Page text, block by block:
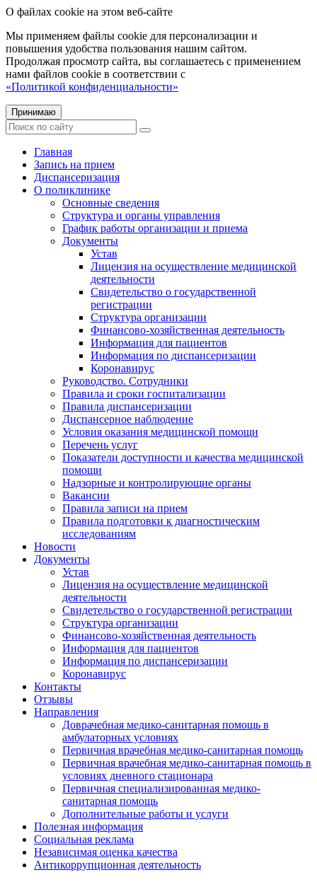
О файлах cookie на этом веб-сайте
Мы применяем файлы cookie для персонализации и
повышения удобства пользования нашим сайтом.
Продолжая просмотр сайта, вы соглашаетесь с применением
нами файлов cookie в соответствии с
«Политикой конфиденциальности»
Принимаю
Главная
Запись на прием
Диспансеризация
О поликлинике
Основные сведения
Структура и органы управления
График работы организации и приема
Документы
Устав
Лицензия на осуществление медицинской
деятельности
Свидетельство о государственной
регистрации
Структура организации
Финансово-хозяйственная деятельность
Информация для пациентов
Информация по диспансеризации
Коронавирус
Руководство. Сотрудники
Правила и сроки госпитализации
Правила диспансеризации
Диспансерное наблюдение
Условия оказания медицинской помощи
Перечень услуг
Показатели доступности и качества медицинской
помощи
Надзорные и контролирующие органы
Вакансии
Правила записи на прием
Правила подготовки к диагностическим
исследованиям
Новости
Документы
Устав
Лицензия на осуществление медицинской
деятельности
Свидетельство о государственной регистрации
Структура организации
Финансово-хозяйственная деятельность
Информация для пациентов
Информация по диспансеризации
Коронавирус
Контакты
Отзывы
Направления
Доврачебная медико-санитарная помощь в
амбулаторных условиях
Первичная врачебная медико-санитарная помощь
Первичная врачебная медико-санитарная помощь в
условиях дневного стационара
Первичная специализированная медико-
санитарная помощь
Дополнительные работы и услуги
Полезная информация
Социальная реклама
Независимая оценка качества
Антикоррупционная деятельность